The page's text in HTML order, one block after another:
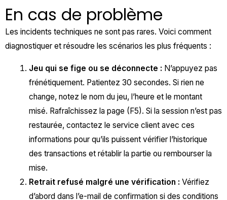
En cas de problème
Les incidents techniques ne sont pas rares. Voici comment
diagnostiquer et résoudre les scénarios les plus fréquents :
Jeu qui se fige ou se déconnecte : N’appuyez pas
frénétiquement. Patientez 30 secondes. Si rien ne
change, notez le nom du jeu, l’heure et le montant
misé. Rafraîchissez la page (F5). Si la session n’est pas
restaurée, contactez le service client avec ces
informations pour qu’ils puissent vérifier l’historique
des transactions et rétablir la partie ou rembourser la
mise.
Retrait refusé malgré une vérification : Vérifiez
d’abord dans l’e-mail de confirmation si des conditions